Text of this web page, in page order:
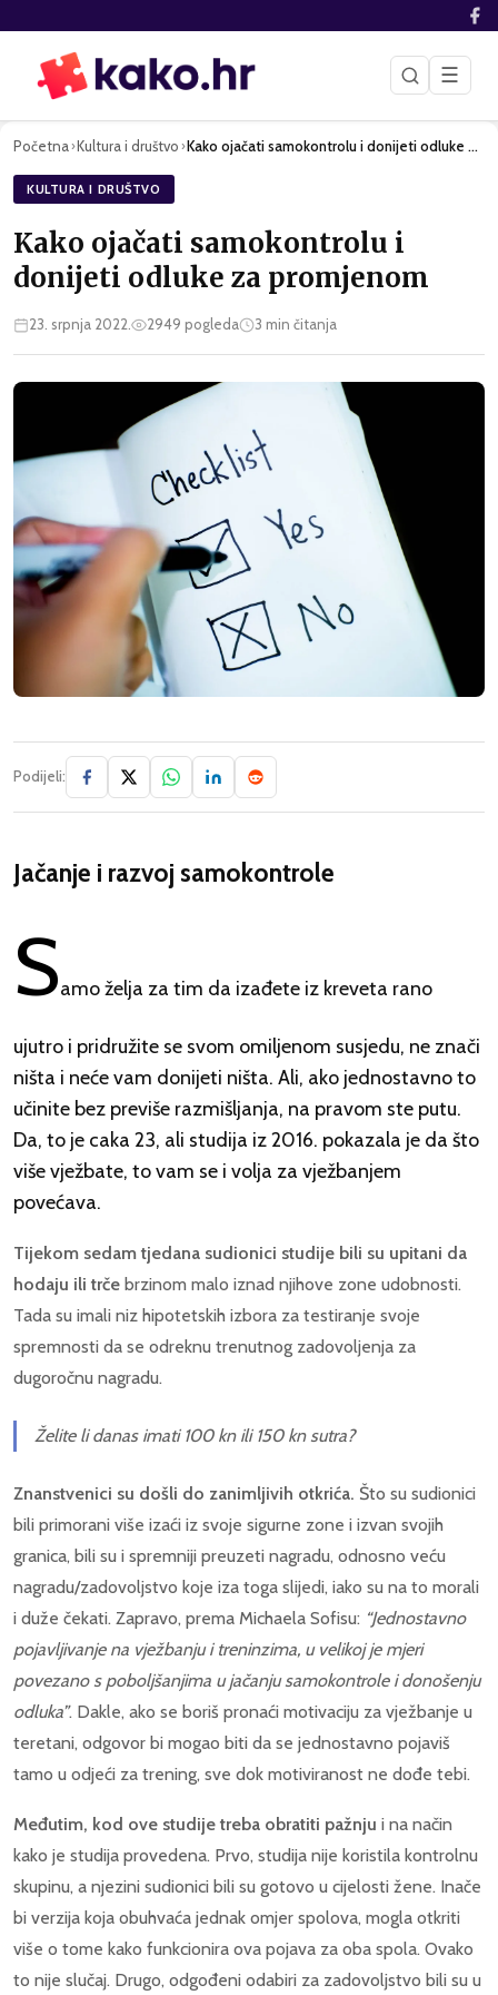
☰
Početna›Kultura i društvo › Kako ojačati samokontrolu i donijeti odluke za promjenom
KULTURA I DRUŠTVO
Kako ojačati samokontrolu i
donijeti odluke za promjenom
23. srpnja 2022. 2949 pogleda 3 min čitanja
Podijeli:
Jačanje i razvoj samokontrole
Samo želja za tim da izađete iz kreveta rano
ujutro i pridružite se svom omiljenom susjedu, ne znači
ništa i neće vam donijeti ništa. Ali, ako jednostavno to
učinite bez previše razmišljanja, na pravom ste putu.
Da, to je caka 23, ali studija iz 2016. pokazala je da što
više vježbate, to vam se i volja za vježbanjem
povećava.
Tijekom sedam tjedana sudionici studije bili su upitani da
hodaju ili trče brzinom malo iznad njihove zone udobnosti.
Tada su imali niz hipotetskih izbora za testiranje svoje
spremnosti da se odreknu trenutnog zadovoljenja za
dugoročnu nagradu.
Želite li danas imati 100 kn ili 150 kn sutra?
Znanstvenici su došli do zanimljivih otkrića. Što su sudionici
bili primorani više izaći iz svoje sigurne zone i izvan svojih
granica, bili su i spremniji preuzeti nagradu, odnosno veću
nagradu/zadovoljstvo koje iza toga slijedi, iako su na to morali
i duže čekati. Zapravo, prema Michaela Sofisu: “Jednostavno
pojavljivanje na vježbanju i treninzima, u velikoj je mjeri
povezano s poboljšanjima u jačanju samokontrole i donošenju
odluka”. Dakle, ako se boriš pronaći motivaciju za vježbanje u
teretani, odgovor bi mogao biti da se jednostavno pojaviš
tamo u odjeći za trening, sve dok motiviranost ne dođe tebi.
Međutim, kod ove studije treba obratiti pažnju i na način
kako je studija provedena. Prvo, studija nije koristila kontrolnu
skupinu, a njezini sudionici bili su gotovo u cijelosti žene. Inače
bi verzija koja obuhvaća jednak omjer spolova, mogla otkriti
više o tome kako funkcionira ova pojava za oba spola. Ovako
to nije slučaj. Drugo, odgođeni odabiri za zadovoljstvo bili su u